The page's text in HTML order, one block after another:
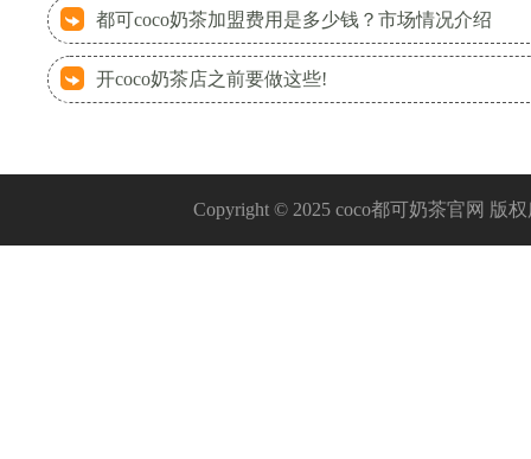
都可coco奶茶加盟费用是多少钱？市场情况介绍
开coco奶茶店之前要做这些!
Copyright © 2025 coco都可奶茶官网 版